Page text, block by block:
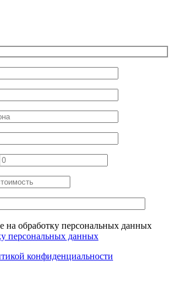
на обработку персональных данных
персональных данных
конфиденциальности